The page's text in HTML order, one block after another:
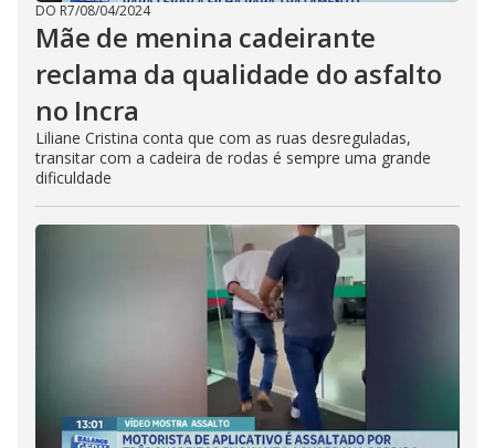
DO R7/08/04/2024
Mãe de menina cadeirante
reclama da qualidade do asfalto
no Incra
Liliane Cristina conta que com as ruas desreguladas,
transitar com a cadeira de rodas é sempre uma grande
dificuldade